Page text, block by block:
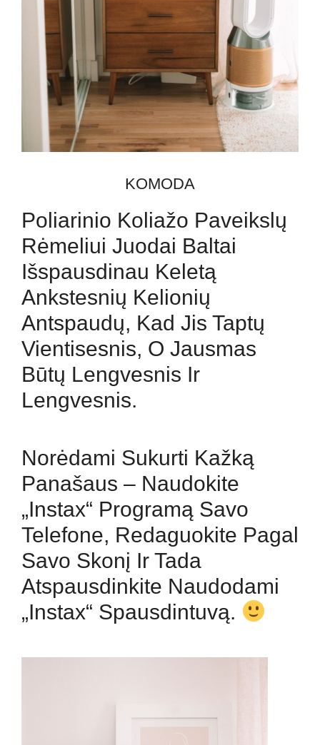
KOMODA
Poliarinio Koliažo Paveikslų
Rėmeliui Juodai Baltai
Išspausdinau Keletą
Ankstesnių Kelionių
Antspaudų, Kad Jis Taptų
Vientisesnis, O Jausmas
Būtų Lengvesnis Ir
Lengvesnis.
Norėdami Sukurti Kažką
Panašaus – Naudokite
„Instax“ Programą Savo
Telefone, Redaguokite Pagal
Savo Skonį Ir Tada
Atspausdinkite Naudodami
„Instax“ Spausdintuvą.